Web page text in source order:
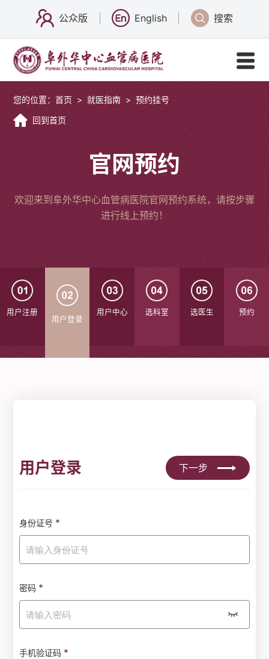
公众版 English 搜索
您的位置：首页 > 就医指南 > 预约挂号
回到首页
官网预约
欢迎来到阜外华中心血管病医院官网预约系统，请按步骤
进行线上预约！
用户注册
用户登录
用户中心 选科室 选医生 预约
用户登录 下一步
身份证号 *
密码 *
手机验证码 *